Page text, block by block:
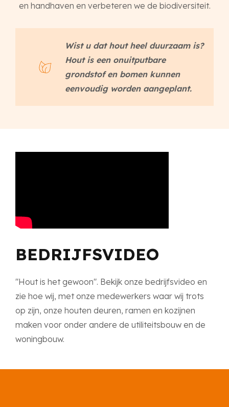
en handhaven en verbeteren we de biodiversiteit.
Wist u dat hout heel duurzaam is?
Hout is een onuitputbare
grondstof en bomen kunnen
eenvoudig worden aangeplant.
BEDRIJFSVIDEO
"Hout is het gewoon". Bekijk onze bedrijfsvideo en
zie hoe wij, met onze medewerkers waar wij trots
op zijn, onze houten deuren, ramen en kozijnen
maken voor onder andere de utiliteitsbouw en de
woningbouw.